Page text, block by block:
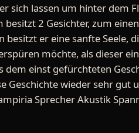
sich lassen um hinter dem
besitzt 2 Gesichter, zum
er eine sanfte Seele,
möchte, als dieser
dem einst gefürchteten
Geschichte wieder sehr gut
Sprecher Akustik